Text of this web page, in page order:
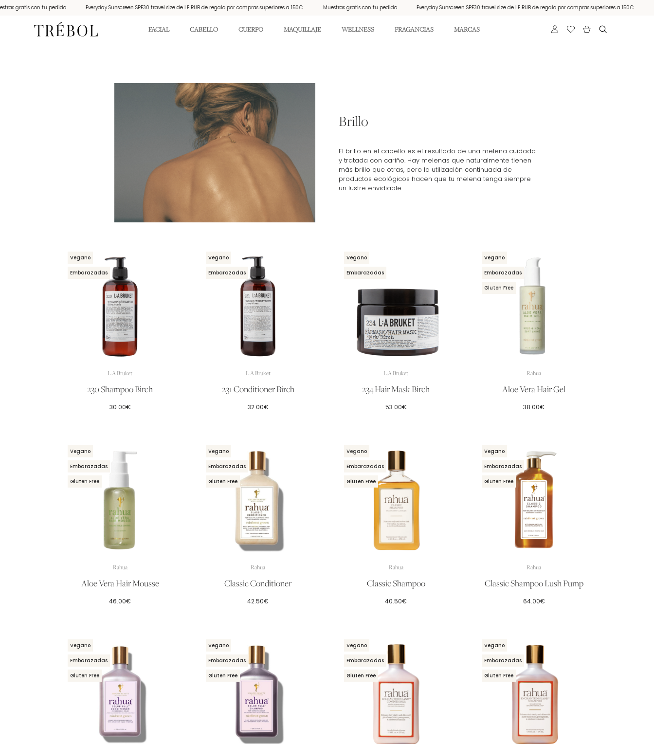
gratis con tu pedido Everyday Sunscreen SPF30 travel size de LE RUB de regalo por compras superiores a 150€. Muestras gratis con tu pedido Everyday Sunscreen SPF30 travel size de LE RUB de regalo por compras superiores a 150€.
FACIAL CABELLO CUERPO MAQUILLAJE WELLNESS FRAGANCIAS MARCAS
Brillo
El brillo en el cabello es el resultado de una melena cuidada
y tratada con cariño. Hay melenas que naturalmente tienen
más brillo que otras, pero la utilización continuada de
productos ecológicos hacen que tu melena tenga siempre
un lustre envidiable.
Vegano
Embarazadas
L:A Bruket
230 Shampoo Birch
30.00€
Vegano
Embarazadas
L:A Bruket
231 Conditioner Birch
32.00€
Vegano
Embarazadas
L:A Bruket
234 Hair Mask Birch
53.00€
Vegano
Embarazadas
Gluten Free
Rahua
Aloe Vera Hair Gel
38.00€
Vegano
Embarazadas
Gluten Free
Rahua
Aloe Vera Hair Mousse
46.00€
Vegano
Embarazadas
Gluten Free
Rahua
Classic Conditioner
42.50€
Vegano
Embarazadas
Gluten Free
Rahua
Classic Shampoo
40.50€
Vegano
Embarazadas
Gluten Free
Rahua
Classic Shampoo Lush Pump
64.00€
Vegano
Embarazadas
Gluten Free
Vegano
Embarazadas
Gluten Free
Vegano
Embarazadas
Gluten Free
Vegano
Embarazadas
Gluten Free